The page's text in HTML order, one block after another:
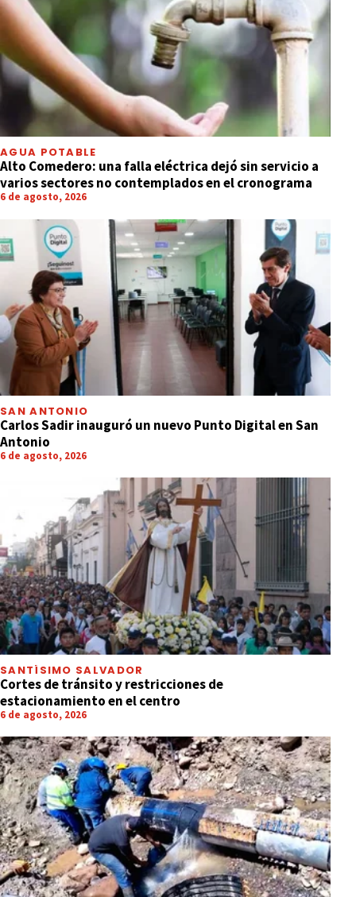
AGUA POTABLE
Alto Comedero: una falla eléctrica dejó sin servicio a
varios sectores no contemplados en el cronograma
6 de agosto, 2026
SAN ANTONIO
Carlos Sadir inauguró un nuevo Punto Digital en San
Antonio
6 de agosto, 2026
SANTÍSIMO SALVADOR
Cortes de tránsito y restricciones de
estacionamiento en el centro
6 de agosto, 2026